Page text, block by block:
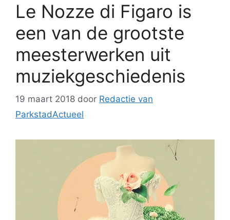
Le Nozze di Figaro is
een van de grootste
meesterwerken uit
muziekgeschiedenis
19 maart 2018 door Redactie van
ParkstadActueel